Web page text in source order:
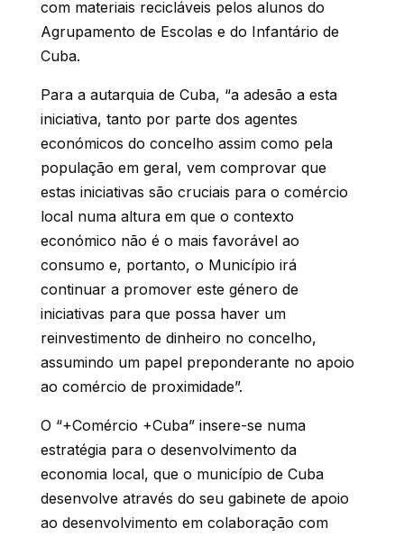
com materiais recicláveis pelos alunos do
Agrupamento de Escolas e do Infantário de
Cuba.
Para a autarquia de Cuba, “a adesão a esta
iniciativa, tanto por parte dos agentes
económicos do concelho assim como pela
população em geral, vem comprovar que
estas iniciativas são cruciais para o comércio
local numa altura em que o contexto
económico não é o mais favorável ao
consumo e, portanto, o Município irá
continuar a promover este género de
iniciativas para que possa haver um
reinvestimento de dinheiro no concelho,
assumindo um papel preponderante no apoio
ao comércio de proximidade”.
O “+Comércio +Cuba” insere-se numa
estratégia para o desenvolvimento da
economia local, que o município de Cuba
desenvolve através do seu gabinete de apoio
ao desenvolvimento em colaboração com